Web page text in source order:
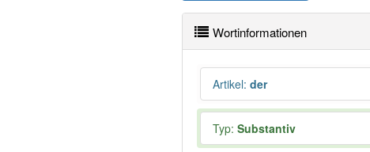
Wortinformationen
Artikel: der
Typ: Substantiv